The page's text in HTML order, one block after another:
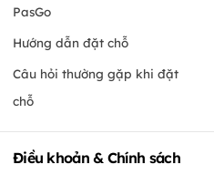
PasGo
Hướng dẫn đặt chỗ
Câu hỏi thường gặp khi đặt
chỗ
Điều khoản & Chính sách